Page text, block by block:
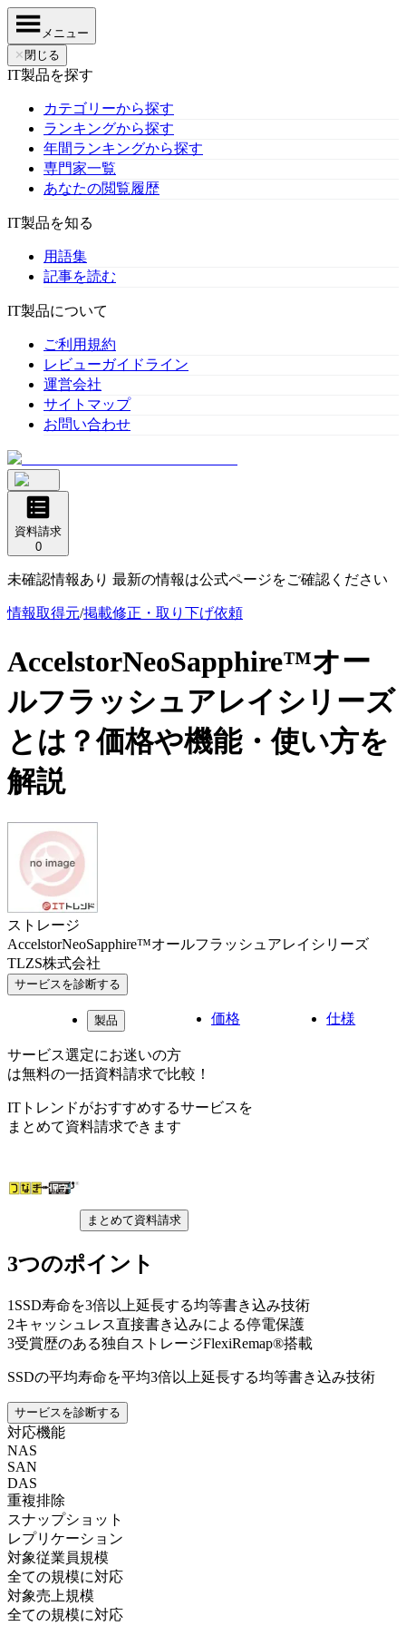
メニュー
✕ 閉じる
IT製品を探す
カテゴリーから探す
ランキングから探す
年間ランキングから探す
専門家一覧
あなたの閲覧履歴
IT製品を知る
用語集
記事を読む
IT製品について
ご利用規約
レビューガイドライン
運営会社
サイトマップ
お問い合わせ
資料請求
0
未確認情報あり 最新の情報は公式ページをご確認ください
情報取得元/掲載修正・取り下げ依頼
AccelstorNeoSapphire™オー
ルフラッシュアレイシリーズ
とは？価格や機能・使い方を
解説
ストレージ
AccelstorNeoSapphire™オールフラッシュアレイシリーズ
TLZS株式会社
サービスを診断する
製品 価格 仕様
サービス選定にお迷いの方
は無料の一括資料請求で比較！
ITトレンドがおすすめするサービスを
まとめて資料請求できます
まとめて資料請求
3つのポイント
1 SSD寿命を3倍以上延長する均等書き込み技術
2キャッシュレス直接書き込みによる停電保護
3受賞歴のある独自ストレージFlexiRemap®搭載
SSDの平均寿命を平均3倍以上延長する均等書き込み技術
サービスを診断する
対応機能
NAS
SAN
DAS
重複排除
スナップショット
レプリケーション
対象従業員規模
全ての規模に対応
対象売上規模
全ての規模に対応